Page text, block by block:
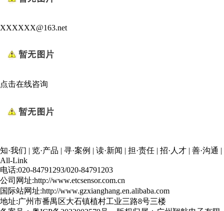
XXXXXX@163.net
点击在线咨询
知·我们 | 览·产品 | 寻·案例 | 读·新闻 | 担·责任 | 招·人才 | 善·沟通 |
All-Link
电话:020-84791293/020-84791203
公司网址:http://www.etcsensor.com.cn
国际站网址:http://www.gzxianghang.en.alibaba.com
地址:广州市番禺区大石镇植村工业三路8号三楼